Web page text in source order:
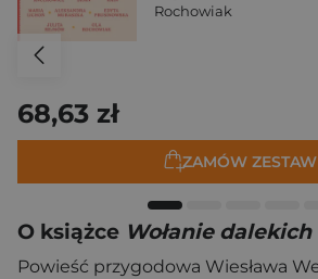
Rochowiak
68,63 zł
ZAMÓW ZESTAW
O książce Wołanie
Powieść przygodowa Wiesława